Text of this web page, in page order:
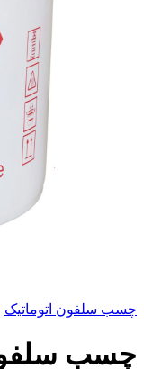
چسب سلفون اتوماتیک
چسب